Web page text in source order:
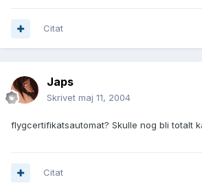
Citat
Japs
Skrivet maj 11, 2004
flygcertifikatsautomat? Skulle nog bli totalt
Citat